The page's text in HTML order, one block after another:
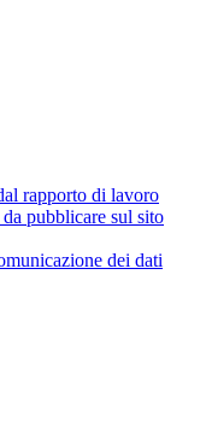
rapporto di lavoro
pubblicare sul sito
dei dati